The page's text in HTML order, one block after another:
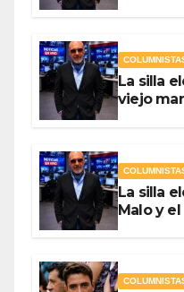
La silla
viejo
La silla
Malo y